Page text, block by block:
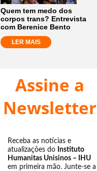
Quem tem medo dos
corpos trans? Entrevista
com Berenice Bento
LER MAIS
Assine a
Newsletter
Receba as notícias e
atualizações do Instituto
Humanitas Unisinos – IHU
em primeira mão. Junte-se a